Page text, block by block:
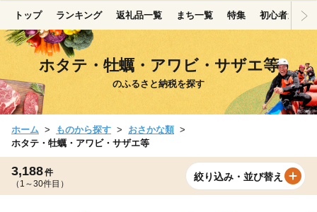
トップ ランキング 返礼品一覧 まち一覧 特集 初心者ガイド
ホタテ・牡蠣・アワビ・サザエ等
のふるさと納税を探す
ホーム ものから探す
おさかな類
ホタテ・牡蠣・アワビ・サザエ等
3,188件
（1～30件目）
絞り込み・並び替え